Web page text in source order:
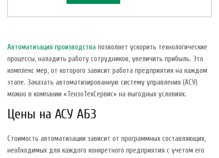
Автоматизация производства позволяет ускорить технологические
процессы, наладить работу сотрудников, увеличить прибыль. Это
комплекс мер, от которого зависит работа предприятия на каждом
этапе. Заказать автоматизированную систему управления (АСУ)
можно в компании «ТензоТехСервис» на выгодных условиях.
Цены на АСУ АБЗ
Стоимость автоматизации зависит от программных составляющих,
необходимых для каждого конкретного предприятия с учетом его